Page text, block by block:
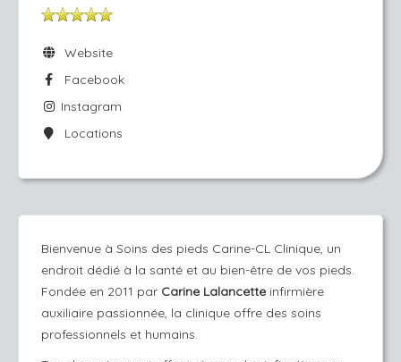
Website
Facebook
Instagram
Locations
Bienvenue à Soins des pieds Carine-CL Clinique, un
endroit dédié à la santé et au bien-être de vos pieds.
Fondée en 2011 par Carine Lalancette infirmière
auxiliaire passionnée, la clinique offre des soins
professionnels et humains.